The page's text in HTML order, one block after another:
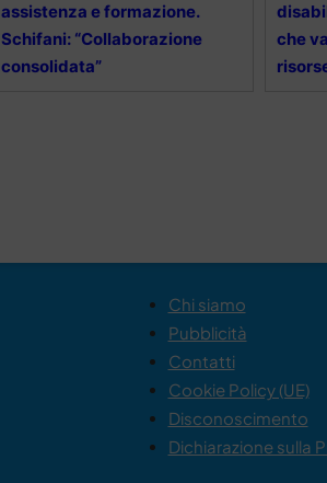
assistenza e formazione.
Schifani: “Collaborazione
consolidata”
che
Chi siamo
Pubblicità
Contatti
Cookie Policy (UE)
Disconoscimento
Dichiarazione sulla